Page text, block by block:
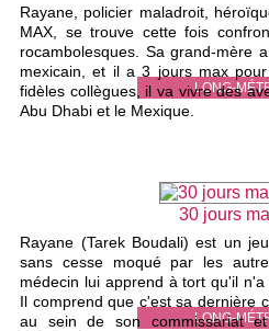
LONG-
Rayane, policier maladroit,
MAX, se trouve cette fois
rocambolesques. Sa grand-mère
mexicain, et il a 3 jours max
fidèles collègues, il va vivre des
Abu Dhabi et le Mexique.
LONG-
30 jours
Rayane (Tarek Boudali) est un
sans cesse moqué par les
médecin lui apprend à tort qu'il
Il comprend que c'est sa dernière
au sein de son commissariat